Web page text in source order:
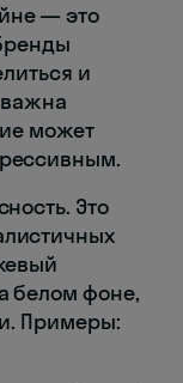
— это
и
важна
может
Это
белом фоне,
Примеры: